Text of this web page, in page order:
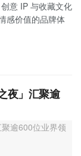
意 IP 与收藏文化
感价值的品牌体
夜」汇聚逾